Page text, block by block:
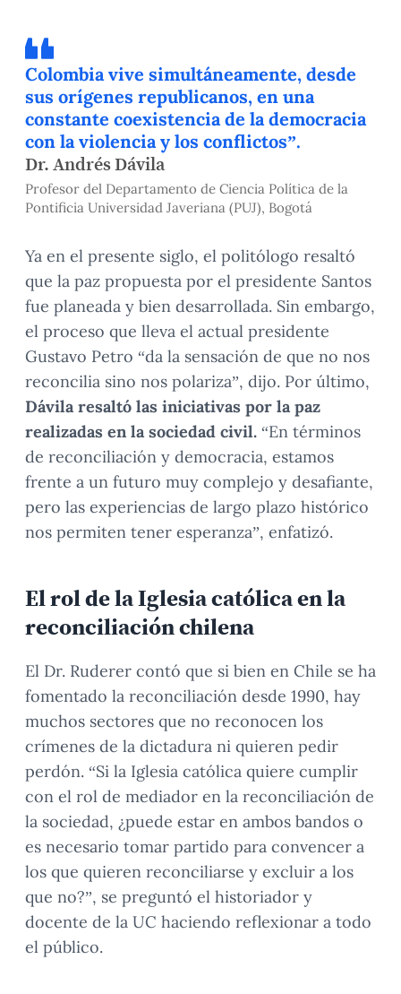
Colombia vive simultáneamente, desde
sus orígenes republicanos, en una
constante coexistencia de la democracia
con la violencia y los conflictos”.
Dr. Andrés Dávila
Profesor del Departamento de Ciencia Política de la
Pontificia Universidad Javeriana (PUJ), Bogotá
Ya en el presente siglo, el politólogo resaltó
que la paz propuesta por el presidente Santos
fue planeada y bien desarrollada. Sin embargo,
el proceso que lleva el actual presidente
Gustavo Petro “da la sensación de que no nos
reconcilia sino nos polariza”, dijo. Por último,
Dávila resaltó las iniciativas por la paz
realizadas en la sociedad civil. “En términos
de reconciliación y democracia, estamos
frente a un futuro muy complejo y desafiante,
pero las experiencias de largo plazo histórico
nos permiten tener esperanza”, enfatizó.
El rol de la Iglesia católica en la
reconciliación chilena
El Dr. Ruderer contó que si bien en Chile se ha
fomentado la reconciliación desde 1990, hay
muchos sectores que no reconocen los
crímenes de la dictadura ni quieren pedir
perdón. “Si la Iglesia católica quiere cumplir
con el rol de mediador en la reconciliación de
la sociedad, ¿puede estar en ambos bandos o
es necesario tomar partido para convencer a
los que quieren reconciliarse y excluir a los
que no?”, se preguntó el historiador y
docente de la UC haciendo reflexionar a todo
el público.